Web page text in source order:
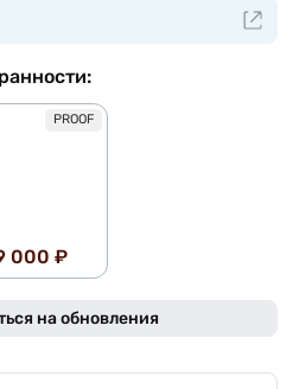
PROOF
000 ₽
на обновления